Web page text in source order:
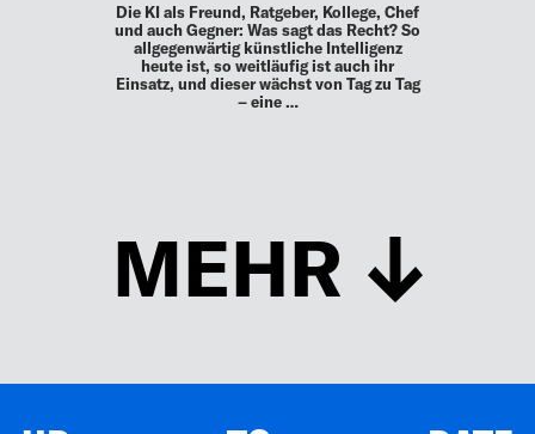
Die KI als Freund, Ratgeber, Kollege, Chef
und auch Gegner: Was sagt das Recht? So
allgegenwärtig künstliche Intelligenz
heute ist, so weitläufig ist auch ihr
Einsatz, und dieser wächst von Tag zu Tag
– eine …
MEHR